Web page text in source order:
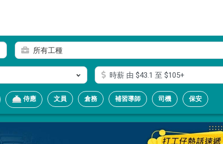
所有工種
時薪由 $43.1 至 $105+
侍應 文員 倉務 補習導師 司機 保安